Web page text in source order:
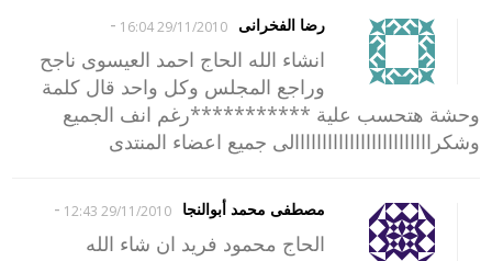
رضا الفخرانى 29/11/2010 16:04
-
انشاء الله الحاج احمد العيسوى ناجح
وراجع المجلس وكل واحد قال كلمة
وحشة هتحسب علية ***********رغم انف الجميع
وشكرااااااااااااااااااااااااالى جميع اعضاء المنتدى
مصطفى محمد أبوالنجا 29/11/2010 12:43
-
الحاج محمود فريد ان شاء الله